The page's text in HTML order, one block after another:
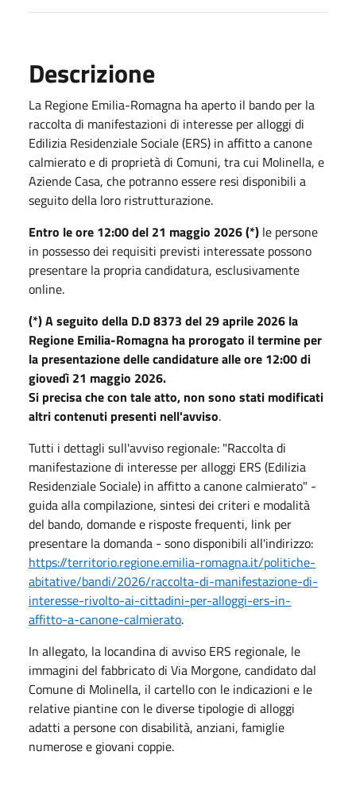
Descrizione
La Regione Emilia-Romagna ha aperto il bando per la
raccolta di manifestazioni di interesse per alloggi di
Edilizia Residenziale Sociale (ERS) in affitto a canone
calmierato e di proprietà di Comuni, tra cui Molinella, e
Aziende Casa, che potranno essere resi disponibili a
seguito della loro ristrutturazione.
Entro le ore 12:00 del 21 maggio 2026 (*) le persone
in possesso dei requisiti previsti interessate possono
presentare la propria candidatura, esclusivamente
online.
(*) A seguito della D.D 8373 del 29 aprile 2026 la
Regione Emilia-Romagna ha prorogato il termine per
la presentazione delle candidature alle ore 12:00 di
giovedì 21 maggio 2026.
Si precisa che con tale atto, non sono stati modificati
altri contenuti presenti nell'avviso.
Tutti i dettagli sull'avviso regionale: "Raccolta di
manifestazione di interesse per alloggi ERS (Edilizia
Residenziale Sociale) in affitto a canone calmierato" -
guida alla compilazione, sintesi dei criteri e modalità
del bando, domande e risposte frequenti, link per
presentare la domanda - sono disponibili all'indirizzo:
https://territorio.regione.emilia-romagna.it/politiche-
abitative/bandi/2026/raccolta-di-manifestazione-di-
interesse-rivolto-ai-cittadini-per-alloggi-ers-in-
affitto-a-canone-calmierato.
In allegato, la locandina di avviso ERS regionale, le
immagini del fabbricato di Via Morgone, candidato dal
Comune di Molinella, il cartello con le indicazioni e le
relative piantine con le diverse tipologie di alloggi
adatti a persone con disabilità, anziani, famiglie
numerose e giovani coppie.